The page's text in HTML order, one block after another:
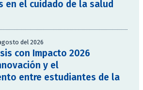
en el cuidado de la salud
del 2026
con Impacto 2026
y el
entre estudiantes de la